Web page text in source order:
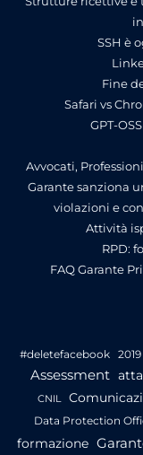
SSH è
Fine
Safari vs
GPT-
Avvocati,
Garante sanziona
violazioni e
Attività
RPD:
FAQ Garante
#deletefacebook 2019
Assessment
CNIL
Data Protection
formazione